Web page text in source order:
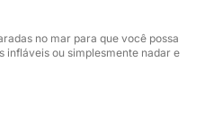
paradas para nadar e
a pé. A bordo, todas as
você pode
e ouvir sua
de som,
no mar para que você possa
infláveis ou simplesmente nadar e